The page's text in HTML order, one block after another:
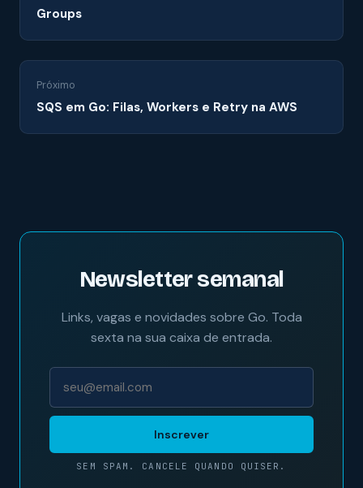
Groups
Próximo
SQS em Go: Filas, Workers e Retry na AWS
Newsletter semanal
Links, vagas e novidades sobre Go. Toda
sexta na sua caixa de entrada.
Inscrever
SEM SPAM. CANCELE QUANDO QUISER.